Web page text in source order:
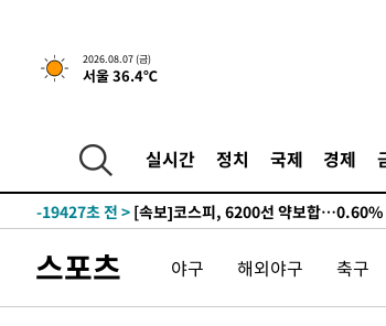
2026.08.07 (금)
서울 36.4℃
실시간 정치 국제 경제
-23631초 전 >SK하이닉스, 용인·청주 팹에 54조 투
응"
-19474초 전 >
[속보]코스닥, 2.86포인트(0.36%) 내
-19407초 전 > [속보]원·달러 환율, 7.7원 내린
-16386초 전 >
[속보]종합특검, '계엄 수용공간 확보'
-15259초 전 >외신들도 주목한 韓축구 파문…"국민
스포츠 야구 해외야구 축구